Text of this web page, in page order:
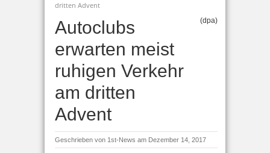
dritten Advent
Autoclubs
erwarten meist
ruhigen Verkehr
am dritten
Advent
(dpa)
Geschrieben von 1st-News am Dezember 14, 2017